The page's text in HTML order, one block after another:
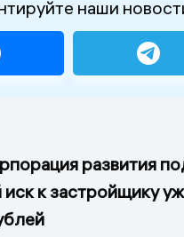
наши
развития
к застройщику